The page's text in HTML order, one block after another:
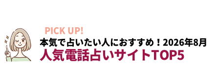
PICK UP!
本気で占いたい人におすすめ！2026年8月
人気電話占いサイトTOP5